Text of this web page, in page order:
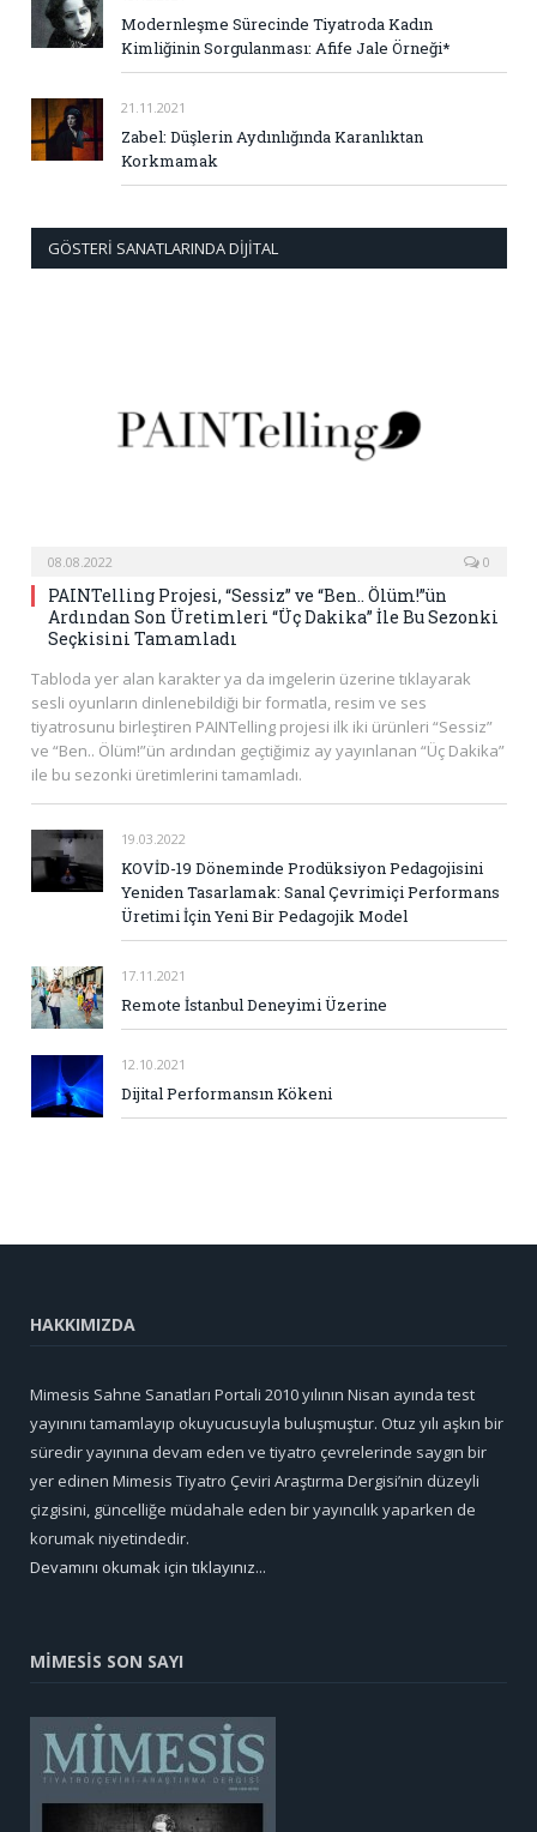
Modernleşme Sürecinde Tiyatroda Kadın
Kimliğinin Sorgulanması: Afife Jale Örneği*
21.11.2021
Zabel: Düşlerin Aydınlığında Karanlıktan
Korkmamak
GÖSTERI SANATLARINDA DIJITAL
08.08.2022 0
PAINTelling Projesi, “Sessiz” ve “Ben.. Ölüm!”ün
Ardından Son Üretimleri “Üç Dakika” İle Bu Sezonki
Seçkisini Tamamladı
Tabloda yer alan karakter ya da imgelerin üzerine tıklayarak
sesli oyunların dinlenebildiği bir formatla, resim ve ses
tiyatrosunu birleştiren PAINTelling projesi ilk iki ürünleri “Sessiz”
ve “Ben.. Ölüm!”ün ardından geçtiğimiz ay yayınlanan “Üç Dakika”
ile bu sezonki üretimlerini tamamladı.
19.03.2022
KOVİD-19 Döneminde Prodüksiyon Pedagojisini
Yeniden Tasarlamak: Sanal Çevrimiçi Performans
Üretimi İçin Yeni Bir Pedagojik Model
17.11.2021
Remote İstanbul Deneyimi Üzerine
12.10.2021
Dijital Performansın Kökeni
HAKKIMIZDA
Mimesis Sahne Sanatları Portali 2010 yılının Nisan ayında test
yayınını tamamlayıp okuyucusuyla buluşmuştur. Otuz yılı aşkın bir
süredir yayınına devam eden ve tiyatro çevrelerinde saygın bir
yer edinen Mimesis Tiyatro Çeviri Araştırma Dergisi’nin düzeyli
çizgisini, güncelliğe müdahale eden bir yayıncılık yaparken de
korumak niyetindedir.
Devamını okumak için tıklayınız...
MİMESİS SON SAYI